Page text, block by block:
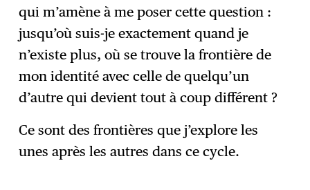
qui m’amène à me poser cette question :
jusqu’où suis-je exactement quand je
n’existe plus, où se trouve la frontière de
mon identité avec celle de quelqu’un
d’autre qui devient tout à coup différent ?
Ce sont des frontières que j’explore les
unes après les autres dans ce cycle.